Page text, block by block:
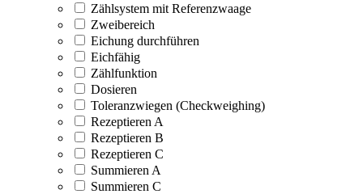
Zählsystem mit Referenzwaage
Zweibereich
Eichung durchführen
Eichfähig
Zählfunktion
Dosieren
Toleranzwiegen (Checkweighing)
Rezeptieren A
Rezeptieren B
Rezeptieren C
Summieren A
Summieren C